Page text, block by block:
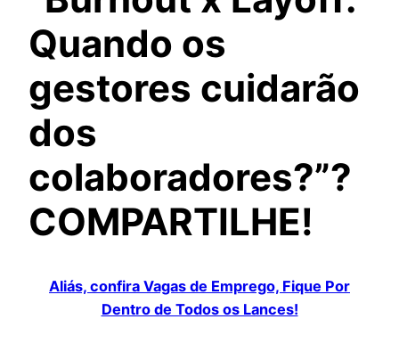
Quando os
gestores cuidarão
dos
colaboradores?”?
COMPARTILHE!
Aliás, confira Vagas de Emprego, Fique Por
Dentro de Todos os Lances!